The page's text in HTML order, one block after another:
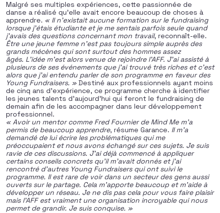
Malgré ses multiples expériences, cette passionnée de
danse a réalisé qu’elle avait encore beaucoup de choses à
apprendre. « Il n’existait aucune formation sur le fundraising
lorsque j’étais étudiante et je me sentais parfois seule quand
j’avais des questions concernant mon travail, reconnaît-elle.
Être une jeune femme n’est pas toujours simple auprès des
grands mécènes qui sont surtout des hommes assez
âgés. L’idée m’est alors venue de rejoindre l’AFF. J’ai assisté à
plusieurs de ses événements que j’ai trouvé très riches et c’est
alors que j’ai entendu parler de son programme en faveur des
Young Fundraisers. » Destiné aux professionnels ayant moins
de cinq ans d’expérience, ce programme cherche à identifier
les jeunes talents d’aujourd’hui qui feront le fundraising de
demain afin de les accompagner dans leur développement
professionnel.
« Avoir un mentor comme Fred Fournier de Mind Me m’a
permis de beaucoup apprendre, résume Garance. Il m’a
demandé de lui écrire les problématiques qui me
préoccupaient et nous avons échangé sur ces sujets. Je suis
ravie de ces discussions. J’ai déjà commencé à appliquer
certains conseils concrets qu’il m’avait donnés et j’ai
rencontré d’autres Young Fundraisers qui ont suivi le
programme. Il est rare de voir dans un secteur des gens aussi
ouverts sur le partage. Cela m’apporte beaucoup et m’aide à
développer un réseau. Je ne dis pas cela pour vous faire plaisir
mais l’AFF est vraiment une organisation incroyable qui nous
permet de grandir. Je suis conquise. »